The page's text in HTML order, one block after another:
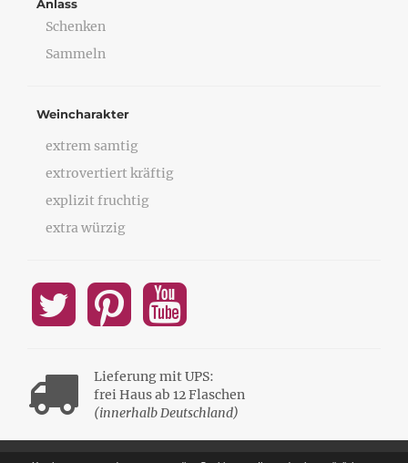
Anlass
Schenken
Sammeln
Weincharakter
extrem samtig
extrovertiert kräftig
explizit fruchtig
extra würzig
Lieferung mit UPS:
frei Haus ab 12 Flaschen
(innerhalb Deutschland)